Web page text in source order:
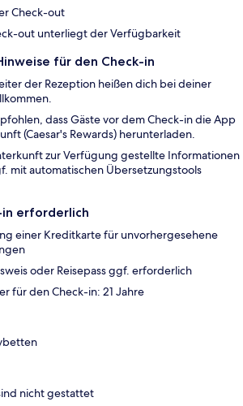
Check-out
out unterliegt der Verfügbarkeit
für den Check-in
der Rezeption heißen dich bei deiner
dass Gäste vor dem Check-in die App
(Caesar's Rewards) herunterladen.
zur Verfügung gestellte Informationen
mit automatischen Übersetzungstools
in erforderlich
einer Kreditkarte für unvorhergesehene
oder Reisepass ggf. erforderlich
für den Check-in: 21 Jahre
nicht gestattet